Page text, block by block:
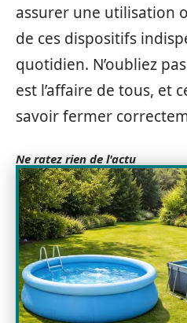
assurer une utilisation
de ces dispositifs
quotidien. N’oubliez
est l’affaire de tous, et
savoir fermer
Ne ratez rien de l'actu